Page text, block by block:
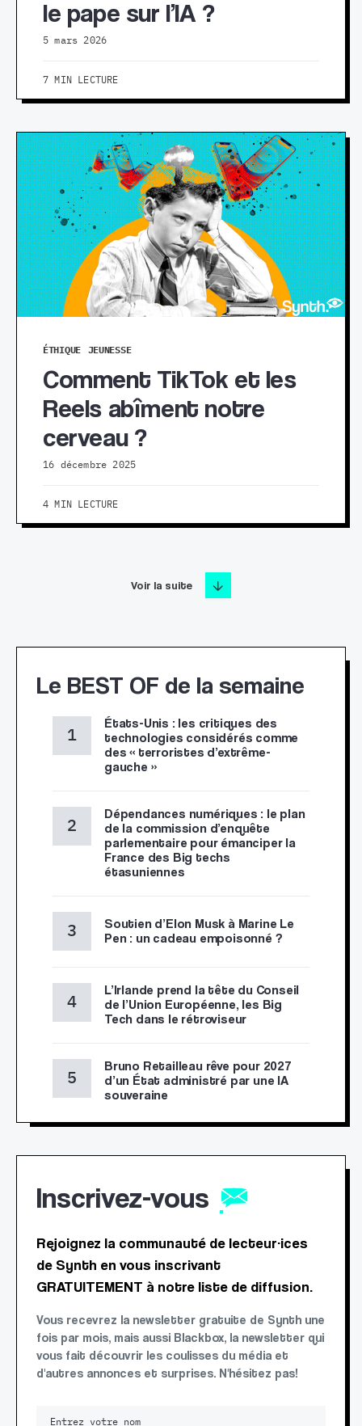
le pape sur l’IA ?
5 mars 2026
7 MIN LECTURE
ÉTHIQUE JEUNESSE
Comment TikTok et les
Reels abîment notre
cerveau ?
16 décembre 2025
4 MIN LECTURE
Voir la suite
Le BEST OF de la semaine
États-Unis : les critiques des
technologies considérés comme
des « terroristes d’extrême-
gauche »
Dépendances numériques : le plan
de la commission d’enquête
parlementaire pour émanciper la
France des Big techs
étasuniennes
Soutien d’Elon Musk à Marine Le
Pen : un cadeau empoisonné ?
L’Irlande prend la tête du Conseil
de l’Union Européenne, les Big
Tech dans le rétroviseur
Bruno Retailleau rêve pour 2027
d’un État administré par une IA
souveraine
Inscrivez-vous
Rejoignez la communauté de lecteur·ices
de Synth en vous inscrivant
GRATUITEMENT à notre liste de diffusion.
Vous recevrez la newsletter gratuite de Synth une
fois par mois, mais aussi Blackbox, la newsletter qui
vous fait découvrir les coulisses du média et
d'autres annonces et surprises. N'hésitez pas!